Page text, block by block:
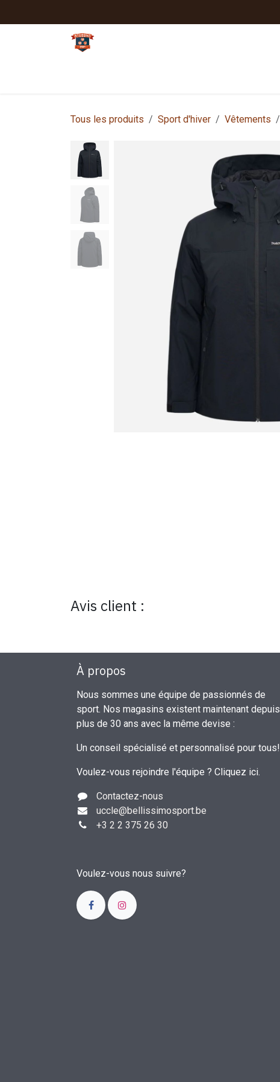
Tous les produits Sport d'hiver Vêtements
Avis client :
À propos
Nous sommes une équipe de passionnés de
sport. Nos magasins existent maintenant depuis
plus de 30 ans avec la même devise :
Un conseil spécialisé et personnalisé pour tous!
Voulez-vous rejoindre l'équipe ? Cliquez ici.
Contactez-nous
uccle@bellissimosport.be
+3 2 2 375 26 30
Voulez-vous nous suivre?